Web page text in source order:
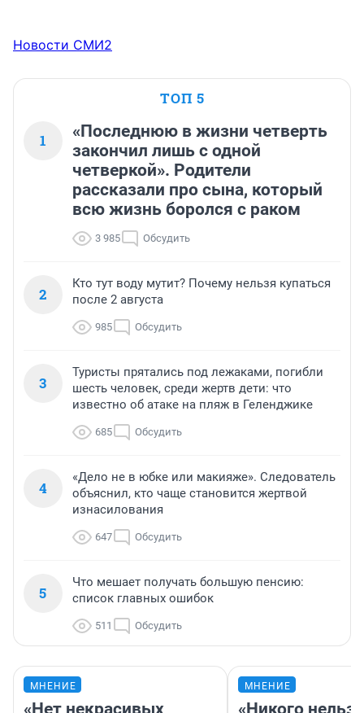
Новости СМИ2
ТОП 5
1
«Последнюю в жизни четверть
закончил лишь с одной
четверкой». Родители
рассказали про сына, который
всю жизнь боролся с раком
3 985 Обсудить
2
Кто тут воду мутит? Почему нельзя купаться
после 2 августа
985 Обсудить
3
Туристы прятались под лежаками, погибли
шесть человек, среди жертв дети: что
известно об атаке на пляж в Геленджике
685 Обсудить
4
«Дело не в юбке или макияже». Следователь
объяснил, кто чаще становится жертвой
изнасилования
647 Обсудить
5
Что мешает получать большую пенсию:
список главных ошибок
511 Обсудить
МНЕНИЕ
«Нет некрасивых
МНЕНИЕ
«Никого нельзя